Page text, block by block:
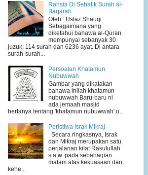
Rahsia Di Sebalik Surah al-
Baqarah
Oleh : Ustaz Shauqi
Sebagaimana yang
diketahui bahawa al-Quran
mempunyai sebanyak 30
juzuk, 114 surah dan 6236 ayat. Di antara
surah-surah...
Persoalan Khatamun
Nubuwwah
Gambar yang dikatakan
bahawa inilah khatamun
nubuwwah Baru-baru ni
ada jemaah masjid
bertanya tentang 'khatamun nubuwwah' u...
Peristiwa Israk Mikraj
Secara ringkasnya, Israk
dan Mikraj merupakan satu
perjalanan kilat Rasulullah
s.a.w. pada sebahagian
malam atas kekuasaan dan
kehe...